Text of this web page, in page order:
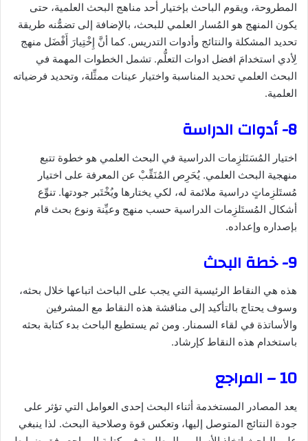
المطروحة، ويقوم الباحث بإختيار أحد مناهج البحث العلمية، حتى
يكون المنهج هو المُسار العلمي للبحث، بالإضافة إلى تضمُّنه طريقة
تحديد المشكلة والنتائج وأدوات التدريس. كما أنَّ إِخْتِيارَ أَفْضَل منهج
لِأدي استخدامَ افضل ادوات التعلُّم. تشمل الخطوات المهمة في
البحث العلمي تحديد المناسبة واختيار عينات ممثِّلة، وتحديد فرضياته
العلمية.
8- أدوات الدراسة
اختيار المُسَتَلزِمات الدراسية في البحث العلمي هو خطوة تتبع
منهجية البحث العلمي. يُحَرِص المُنَقِّبْ عن المعرفة على اختيار
مُستَلزِماتٍ دراسية ملائمة له، لكي يختارها ويُخْتَبر جودتها. تنوِّع
أشكال المُستَلزِمات الدراسية حسب منهج وعيِّنة ونوع بحث قام
بإصداره وإعداده.
9- خطة البحث
هذه هي النقاط الرئيسية التي يجب على الباحث اتباعها خلال بحثه،
وسوف يحتاج بالتأكيد إلى مناقشة هذه النقاط مع المشرفين
والأساتذة في لقاء السمنار. ومن ثم يستطيع الباحث بدء كتابة بحثه
باستخدام هذه النقاط كإرشاد.
10 – المراجع
يعد المصادر المستخدمة أثناء البحث إحدى العوامل التي تؤثر على
جودة النتائج المتوصل إليها، وتعكس قوة وصلاحية البحث. لذا ينبغي